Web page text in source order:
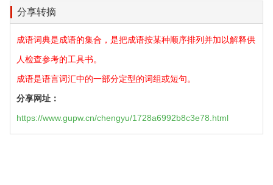
分享转摘
成语词典是成语的集合，是把成语按某种顺序排列并加以解释供
人检查参考的工具书。
成语是语言词汇中的一部分定型的词组或短句。
分享网址：
https://www.gupw.cn/chengyu/1728a6992b8c3e78.html